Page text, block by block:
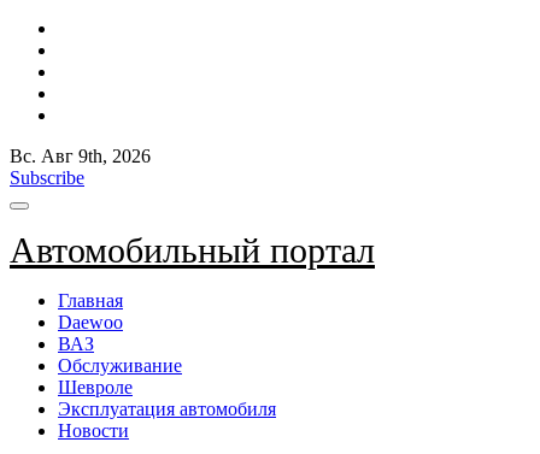
Вс. Авг 9th, 2026
Subscribe
Автомобильный портал
Главная
Daewoo
ВАЗ
Обслуживание
Шевроле
Эксплуатация автомобиля
Новости